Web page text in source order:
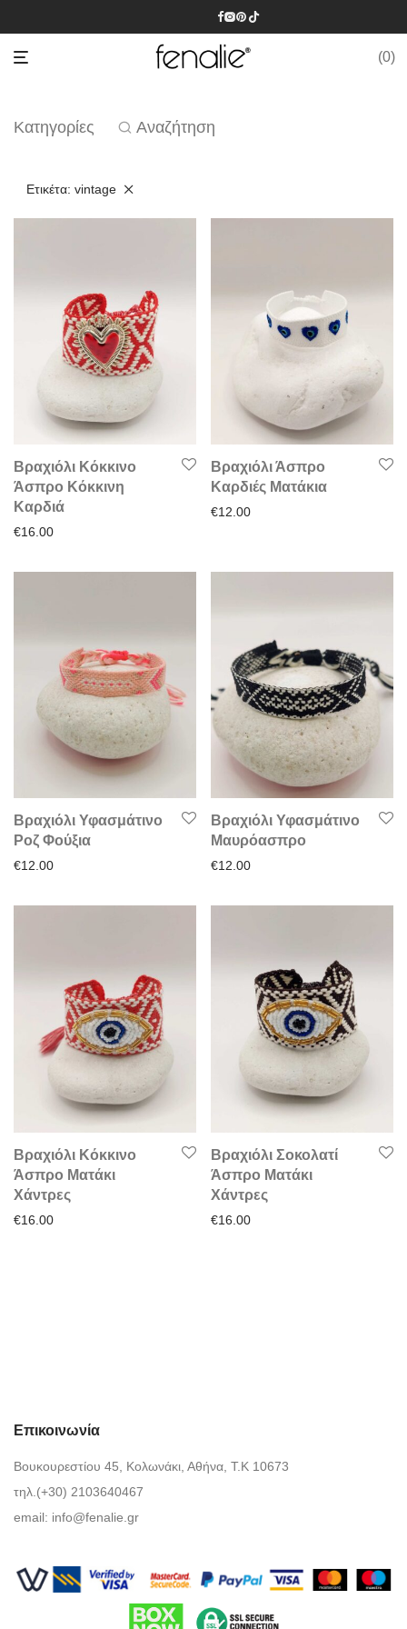
0
Κατηγορίες Αναζήτηση
Ετικέτα: vintage
Βραχιόλι Κόκκινο
Άσπρο Κόκκινη
Καρδιά
€16.00
Βραχιόλι Άσπρο
Καρδιές Ματάκια
€12.00
Βραχιόλι Υφασμάτινο
Ροζ Φούξια
€12.00
Βραχιόλι Υφασμάτινο
Μαυρόασπρο
€12.00
Βραχιόλι Κόκκινο
Άσπρο Ματάκι
Χάντρες
€16.00
Βραχιόλι Σοκολατί
Άσπρο Ματάκι
Χάντρες
€16.00
Επικοινωνία
Βουκουρεστίου 45, Κολωνάκι, Αθήνα, Τ.Κ 10673
τηλ.(+30) 2103640467
email: info@fenalie.gr